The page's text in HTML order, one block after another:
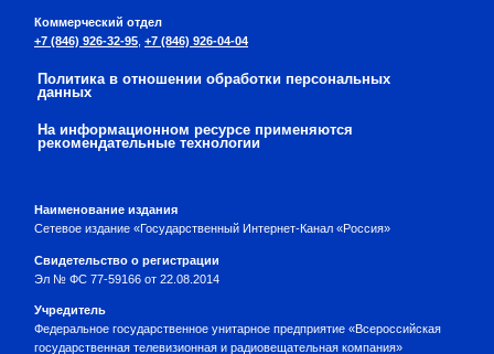
Коммерческий отдел
+7 (846) 926-32-95 +7 (846) 926-04-04
Политика в отношении обработки персональных
данных
На информационном ресурсе применяются
рекомендательные технологии
Наименование издания
Сетевое издание «Государственный Интернет-Канал «Россия»
Свидетельство о регистрации
Эл № ФС 77-59166 от 22.08.2014
Учредитель
Федеральное государственное унитарное предприятие «Всероссийская
государственная телевизионная и радиовещательная компания»